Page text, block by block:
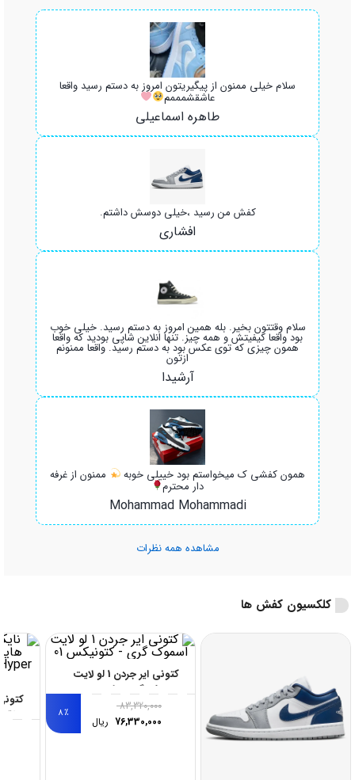
سلام خیلی ممنون از پیگیریتون امروز به دستم رسید واقعا
عاشقشمممم
طاهره اسماعیلی
کفش من رسید ،خیلی دوسش داشتم.
افشاری
سلام وقتتون بخیر. بله همین امروز به دستم رسید. خیلی خوب
بود واقعا کیفیتش و همه چیز. تنها انلاین شاپی بودید که واقعا
همون چیزی که توی عکس بود به دستم رسید. واقعا ممنونم
ازتون
آرشیدا
همون کفشی ک میخواستم بود خییلی خوبه ممنون از غرفه
دار محترم
Mohammad Mohammadi
مشاهده همه نظرات
کلکسیون کفش ها
کتونی ایر جردن 1 لو لایت
اسموک گری؛ ترکیب
کلاسیک با رنگی...
٪8
83,320,000
76,330,000 ریال